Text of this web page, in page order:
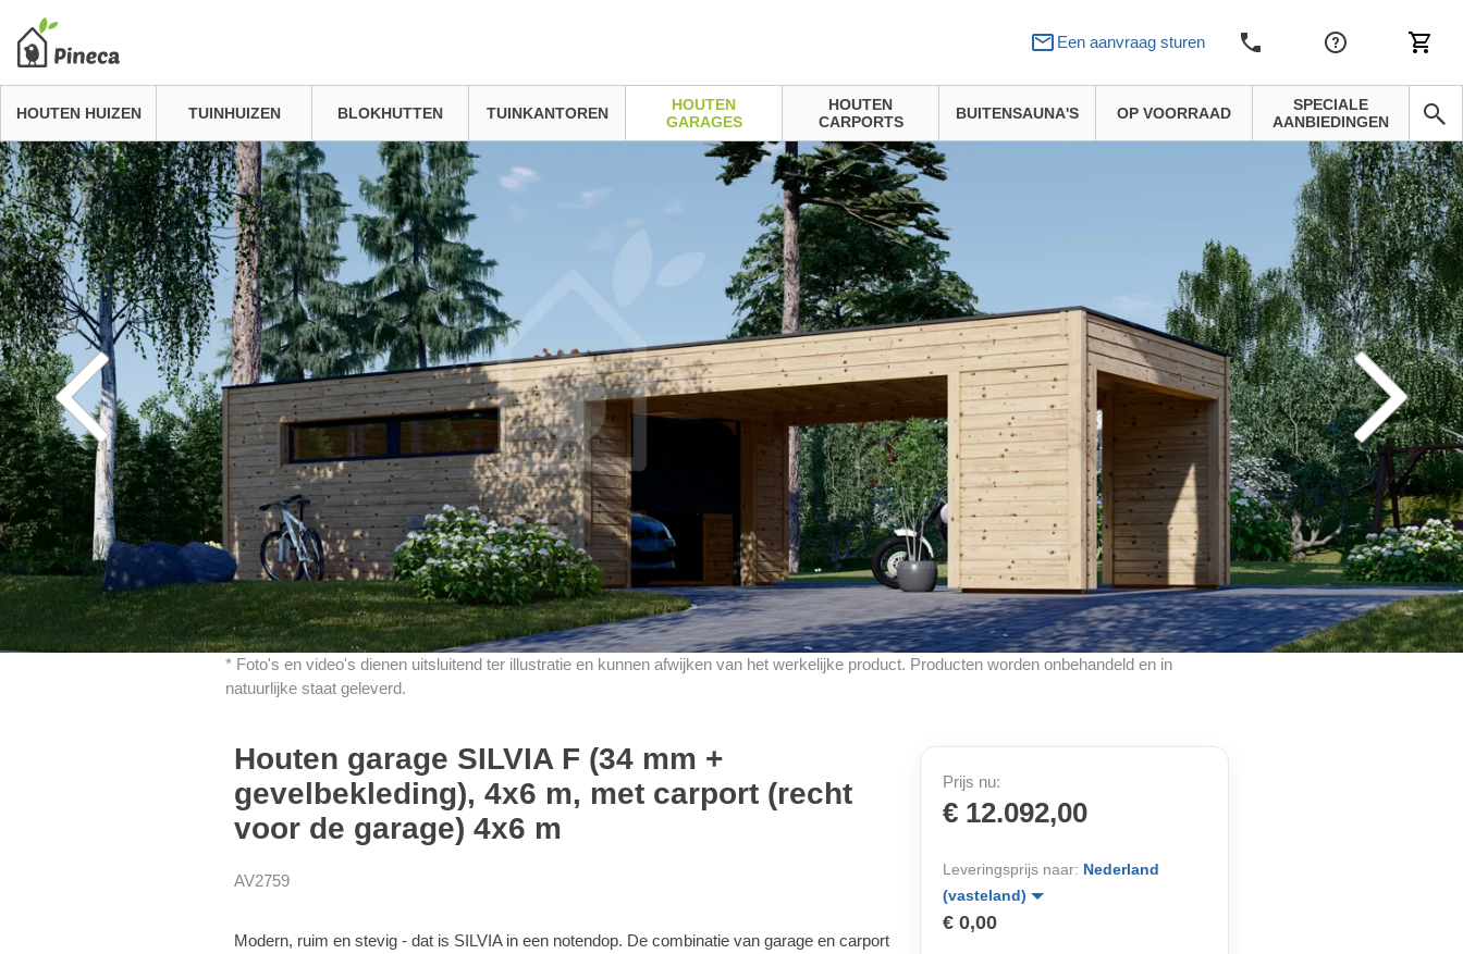
Een aanvraag sturen
HOUTEN HUIZEN TUINHUIZEN BLOKHUTTEN TUINKANTOREN
HOUTEN
GARAGES
HOUTEN
CARPORTS
BUITENSAUNA'S OP VOORRAAD
SPECIALE
AANBIEDINGEN
* Foto's en video's dienen uitsluitend ter illustratie en kunnen afwijken van het werkelijke product. Producten worden onbehandeld en in
natuurlijke staat geleverd.
Houten garage SILVIA F (34 mm +
gevelbekleding), 4x6 m, met carport (recht
voor de garage) 4x6 m
AV2759
Modern, ruim en stevig - dat is SILVIA in een notendop. De combinatie van garage en carport
Prijs nu:
€ 12.092,00
Leveringsprijs naar: Nederland
(vasteland)
€ 0,00